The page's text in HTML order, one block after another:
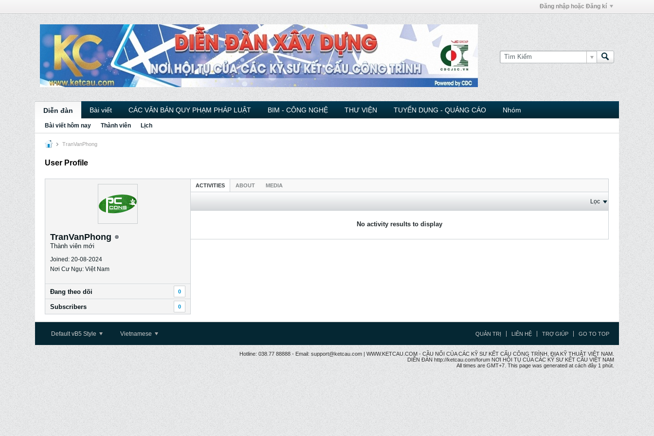
Đăng nhập hoặc Đăng kí
Diễn đàn Bài viết CÁC VĂN BẢN QUY PHẠM PHÁP LUẬT BIM - CÔNG NGHỆ THƯ VIỆN TUYỂN DỤNG - QUẢNG CÁO Nhóm
Bài viết hôm nay Thành viên Lịch
TranVanPhong
User Profile
TranVanPhong
Thành viên mới
Joined: 20-08-2024
Nơi Cư Ngụ: Việt Nam
Ðang theo dõi 0
Subscribers 0
ACTIVITIES ABOUT MEDIA
Lọc
No activity results to display
Default vB5 Style Vietnamese QUẢN TRỊ LIÊN HỆ TRỢ GIÚP GO TO TOP
Hotline: 038.77 88888 - Email: support@ketcau.com | WWW.KETCAU.COM - CẦU NỐI CỦA CÁC KỸ SƯ KẾT CẤU CÔNG TRÌNH, ĐỊA KỸ THUẬT VIỆT NAM.
DIỄN ĐÀN http://ketcau.com/forum NƠI HỘI TỤ CỦA CÁC KỸ SƯ KẾT CÂU VIỆT NAM
All times are GMT+7. This page was generated at cách đây 1 phút.